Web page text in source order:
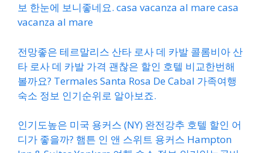
보 한눈에 보니좋네요. casa vacanza al mare casa
vacanza al mare
전망좋은 테르말리스 산타 로사 데 카발 콜롬비아 산
타 로사 데 카발 가격 괜찮은 할인 호텔 비교한번해
볼까요? Termales Santa Rosa De Cabal 가족여행
숙소 정보 인기순위로 알아보죠.
인기도높은 미국 용커스 (NY) 완전강추 호텔 할인 어
디가 좋을까? 햄튼 인 앤 스위트 용커스 Hampton